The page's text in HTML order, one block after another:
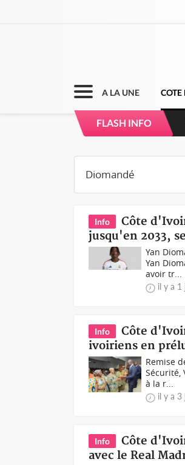
A LA UNE COTE
FLASH INFO
Info
Côte
jusqu'en 2033,
Yan
Yan
avoir tr...
il y a 1
Info
Côte
ivoiriens en
Remise
Sécurité,
à la r...
il y a 3
Info
Côte
avec le Real